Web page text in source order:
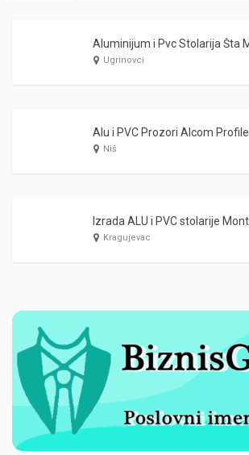
Aluminijum i Pvc Stolarija Šta
Ugrinovci
Alu i PVC Prozori Alcom
Niš
Kragujevac